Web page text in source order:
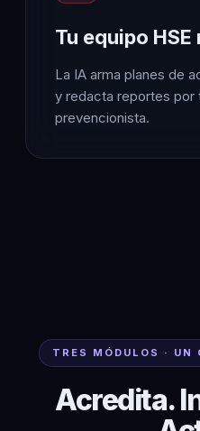
Tu equipo
La IA arma planes de
y redacta reportes por
prevencionista.
TRES MÓDULOS · UN
Acredita.